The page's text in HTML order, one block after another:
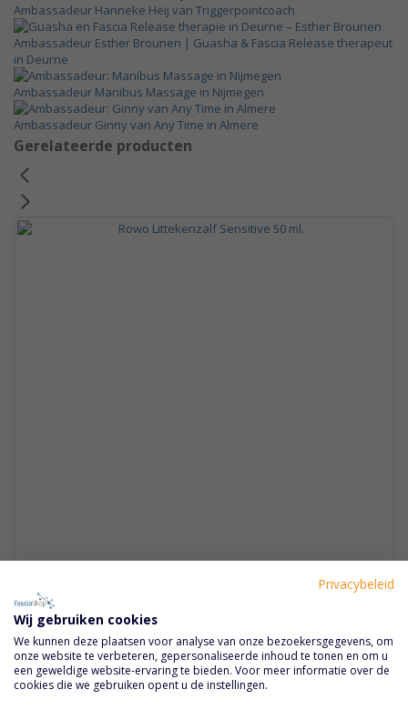
Ambassadeur Hanneke Heij van Triggerpointcoach
Ambassadeur Esther Brounen | Guasha & Fascia Release therapeut
in Deurne
Ambassadeur Manibus Massage in Nijmegen
Ambassadeur Ginny van Any Time in Almere
Gerelateerde producten
Rowo Littekenzalf Sensitive 50 ml.
€ 16,30
Privacybeleid
Wij gebruiken cookies
We kunnen deze plaatsen voor analyse van onze bezoekersgegevens, om
onze website te verbeteren, gepersonaliseerde inhoud te tonen en om u
een geweldige website-ervaring te bieden. Voor meer informatie over de
cookies die we gebruiken opent u de instellingen.